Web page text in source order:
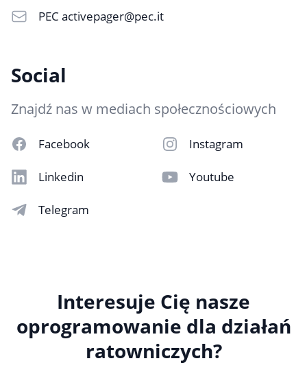
PEC activepager@pec.it
Social
Znajdź nas w mediach społecznościowych
Facebook Instagram
Linkedin Youtube
Telegram
Interesuje Cię nasze
oprogramowanie dla działań
ratowniczych?